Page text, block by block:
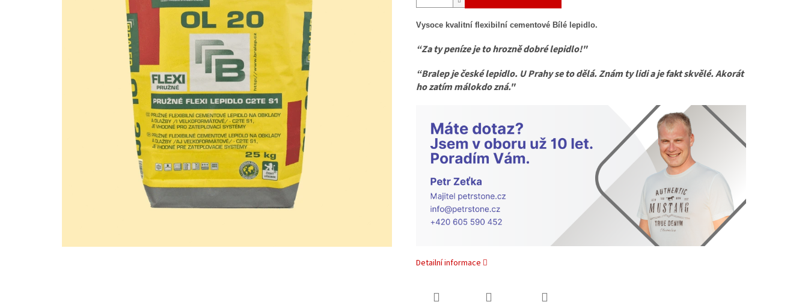
Vysoce kvalitní flexibilní cementové Bílé lepidlo.
“Za ty peníze je to hrozně dobré lepidlo!"
“Bralep je české lepidlo. U Prahy se to dělá. Znám ty lidi a je fakt skvělé. Akorát
ho zatím málokdo zná."
Detailní informace